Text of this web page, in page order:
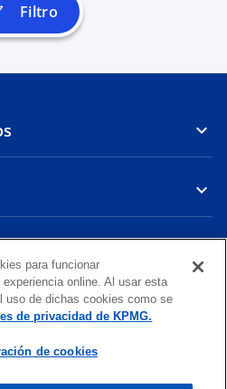
Filtro
s
e
b
s
e
b
s
e
b
s
e
Accesibilidad
global de KPMG de firmas miembro
para funcionar
online. Al usar esta
uso de dichas cookies como se
de privacidad de KPMG.
de cookies